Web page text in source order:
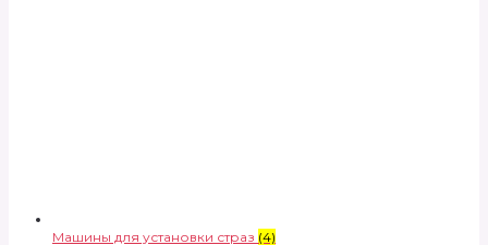
Машины для установки страз (4)